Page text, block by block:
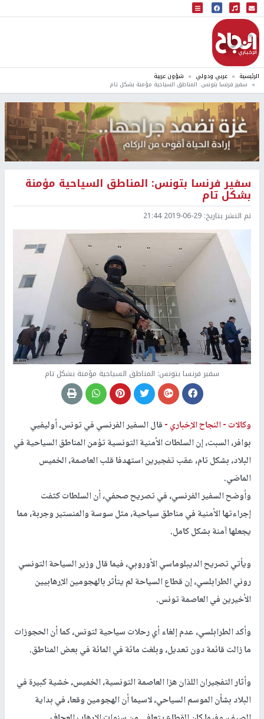
البث المباشر
إذاعة النجاح
الرئيسية عربي ودولي شؤون عربية
سفير فرنسا بتونس: المناطق السياحية مؤمنة بشكل تام
سفير فرنسا بتونس: المناطق السياحية مؤمنة
بشكل تام
تم النشر بتاريخ: 2019-06-29 21:44
سفير فرنسا بتونس: المناطق السياحية مؤمنة بشكل تام
وكالات -النجاح الإخباري -قال السفير الفرنسي في تونس، أوليفيي
بوافر، السبت، إن السلطات الأمنية التونسية تؤمن المناطق السياحية في
البلاد، بشكل تام، عقب تفجيرين استهدفا قلب العاصمة، الخميس
الماضي.
وأوضح السفير الفرنسي، في تصريح صحفي، أن السلطات كثفت
إجراءتها الأمنية في مناطق سياحية، مثل سوسة والمنستير وجربة، مما
يجعلها آمنة بشكل كامل.
ويأتي تصريح الديبلوماسي الأوروبي، فيما قال وزير السياحة التونسي
روني الطرابلسي، إن قطاع السياحة لم يتأثر بالهجومين الإرهابيين
الأخيرين في العاصمة تونس.
وأكد الطرابلسي، عدم إلغاء أي رحلات سياحية لتونس، كما أن الحجوزات
ما زالت قائمة دون تعديل، وبلغت مائة في المائة في بعض المناطق.
وأثار التفجيران اللذان هزا العاصمة التونسية، الخميس، خشية كبيرة في
البلاد بشأن الموسم السياحي، لاسيما أن الهجومين وقعا، في بداية